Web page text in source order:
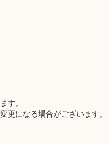
す。
更になる場合がございます。